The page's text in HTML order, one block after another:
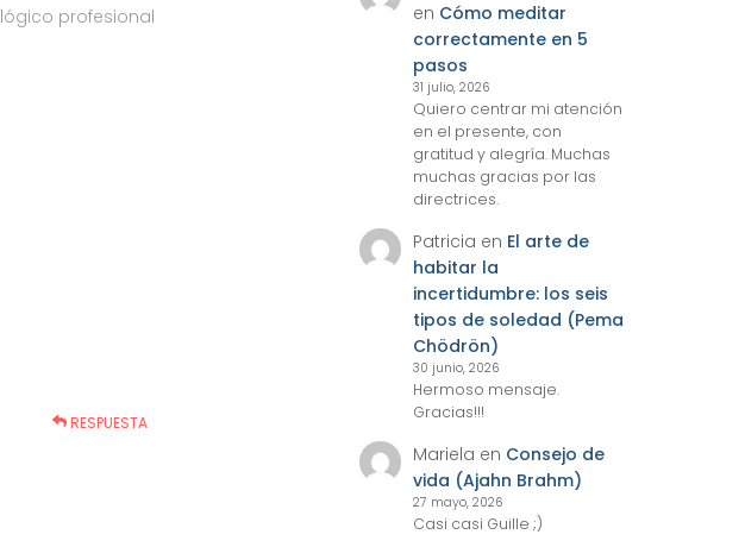
profesional
RESPUESTA
en Cómo meditar
correctamente en 5
pasos
31 julio, 2026
Quiero centrar mi atención
en el presente, con
gratitud y alegría. Muchas
muchas gracias por las
directrices.
Patricia en El arte de
habitar la
incertidumbre: los seis
tipos de soledad (Pema
Chödrön)
30 junio, 2026
Hermoso mensaje.
Gracias!!!
Mariela en Consejo de
vida (Ajahn Brahm)
27 mayo, 2026
Casi casi Guille ;)